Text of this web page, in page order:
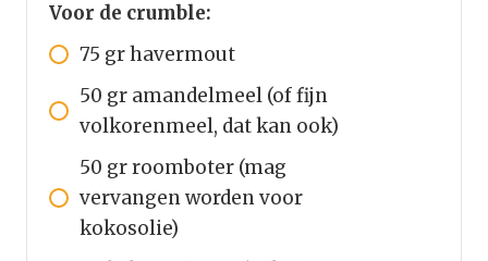
Voor de crumble:
75 grhavermout
50 gr amandelmeel (of fijn
volkorenmeel, dat kan ook)
50 grroomboter (mag
vervangen worden voor
kokosolie)